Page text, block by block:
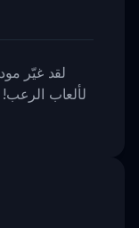
لقد غيّر
لألعاب